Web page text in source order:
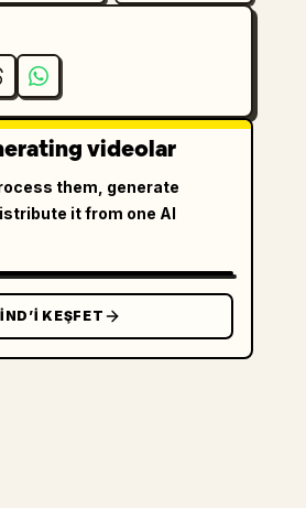
videolar
them, generate
it from one AI
KEŞFET